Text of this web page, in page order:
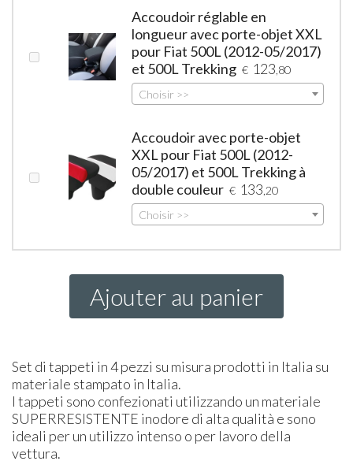
Accoudoir réglable en
longueur avec porte-objet XXL
pour Fiat 500L (2012-05/2017)
et 500L Trekking € 123 ,80
Choisir >>
Accoudoir avec porte-objet
XXL pour Fiat 500L (2012-
05/2017) et 500L Trekking à
double couleur € 133 ,20
Choisir >>
Ajouter au panier
Set di tappeti in 4 pezzi su misura prodotti in Italia su
materiale stampato in Italia.
I tappeti sono confezionati utilizzando un materiale
SUPERRESISTENTE inodore di alta qualità e sono
ideali per un utilizzo intenso o per lavoro della
vettura.